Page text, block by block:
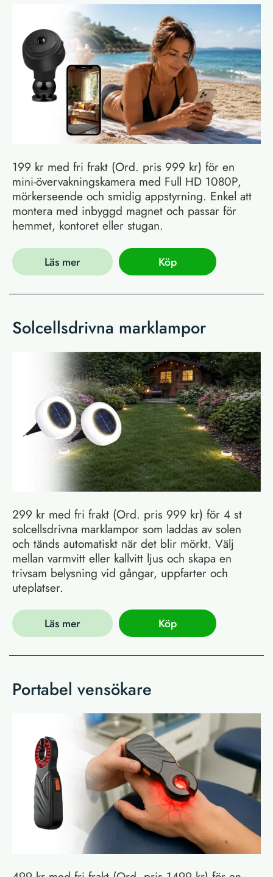
199 kr med fri frakt (Ord. pris 999 kr) för en
mini-övervakningskamera med Full HD 1080P,
mörkerseende och smidig appstyrning. Enkel att
montera med inbyggd magnet och passar för
hemmet, kontoret eller stugan.
Läs mer Köp
Solcellsdrivna marklampor
299 kr med fri frakt (Ord. pris 999 kr) för 4 st
solcellsdrivna marklampor som laddas av solen
och tänds automatiskt när det blir mörkt. Välj
mellan varmvitt eller kallvitt ljus och skapa en
trivsam belysning vid gångar, uppfarter och
uteplatser.
Läs mer Köp
Portabel vensökare